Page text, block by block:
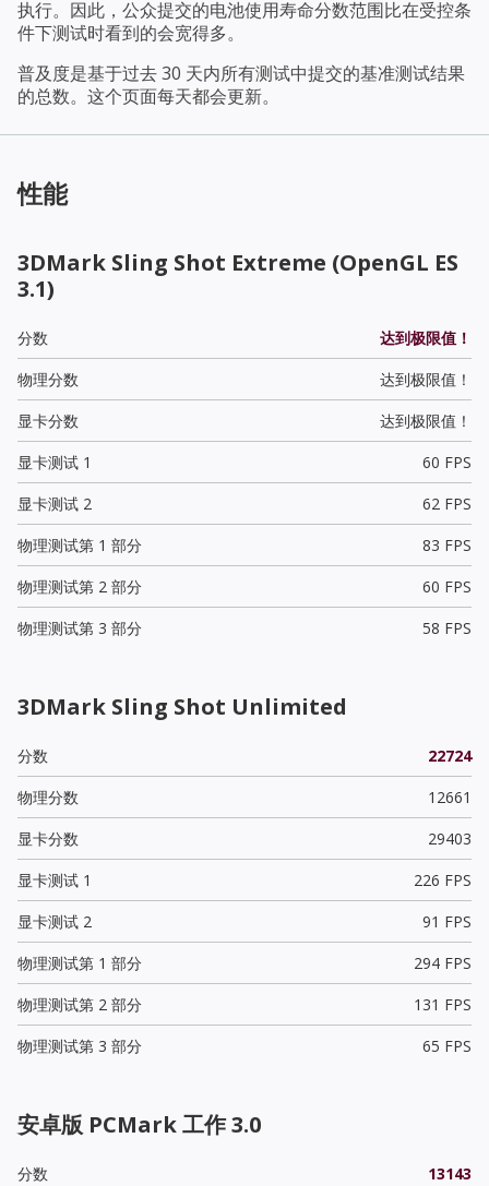
执行。因此，公众提交的电池使用寿命分数范围比在受控条
件下测试时看到的会宽得多。
普及度是基于过去 30 天内所有测试中提交的基准测试结果
的总数。这个页面每天都会更新。
性能
3DMark Sling Shot Extreme (OpenGL ES
3.1)
分数
达到极限值！
物理分数
达到极限值！
显卡分数
达到极限值！
显卡测试 1
60 FPS
显卡测试 2
62 FPS
物理测试第 1 部分
83 FPS
物理测试第 2 部分
60 FPS
物理测试第 3 部分
58 FPS
3DMark Sling Shot Unlimited
分数
22724
物理分数
12661
显卡分数
29403
显卡测试 1
226 FPS
显卡测试 2
91 FPS
物理测试第 1 部分
294 FPS
物理测试第 2 部分
131 FPS
物理测试第 3 部分
65 FPS
安卓版 PCMark 工作 3.0
分数
13143